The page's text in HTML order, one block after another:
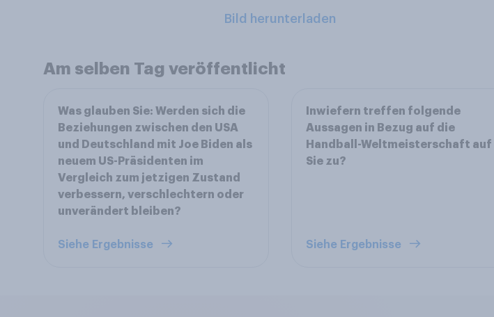
Bild herunterladen
Am selben Tag veröffentlicht
Was glauben Sie: Werden sich die
Beziehungen zwischen den USA
und Deutschland mit Joe Biden als
neuem US-Präsidenten im
Vergleich zum jetzigen Zustand
verbessern, verschlechtern oder
unverändert bleiben?
Siehe Ergebnisse
Inwiefern treffen folgende
Aussagen in Bezug auf die
Handball-Weltmeisterschaft auf
Sie zu?
Siehe Ergebnisse